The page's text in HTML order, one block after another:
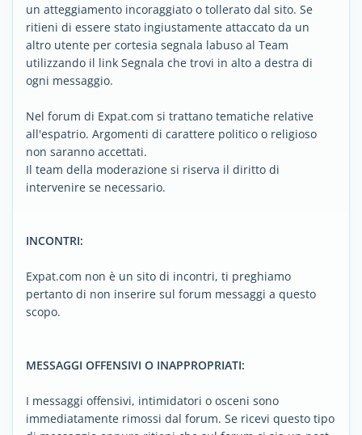
un atteggiamento incoraggiato o tollerato dal sito. Se
ritieni di essere stato ingiustamente attaccato da un
altro utente per cortesia segnala labuso al Team
utilizzando il link Segnala che trovi in alto a destra di
ogni messaggio.
Nel forum di Expat.com si trattano tematiche relative
all'espatrio. Argomenti di carattere politico o religioso
non saranno accettati.
Il team della moderazione si riserva il diritto di
intervenire se necessario.
INCONTRI:
Expat.com non è un sito di incontri, ti preghiamo
pertanto di non inserire sul forum messaggi a questo
scopo.
MESSAGGI OFFENSIVI O INAPPROPRIATI:
I messaggi offensivi, intimidatori o osceni sono
immediatamente rimossi dal forum. Se ricevi questo tipo